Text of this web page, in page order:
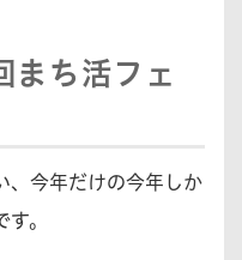
まち活フェ
、今年だけの今年しか
。